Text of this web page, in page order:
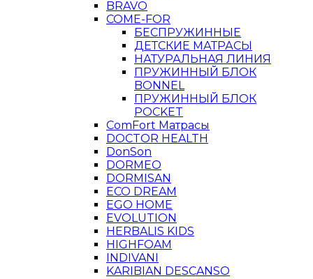
BRAVO
COME-FOR
БЕСПРУЖИННЫЕ
ДЕТСКИЕ МАТРАСЫ
НАТУРАЛЬНАЯ ЛИНИЯ
ПРУЖИННЫЙ БЛОК
BONNEL
ПРУЖИННЫЙ БЛОК
POCKET
ComFort Матрасы
DOCTOR HEALTH
DonSon
DORMEO
DORMISAN
ECO DREAM
EGO HOME
EVOLUTION
HERBALIS KIDS
HIGHFOAM
INDIVANI
KARIBIAN DESCANSO